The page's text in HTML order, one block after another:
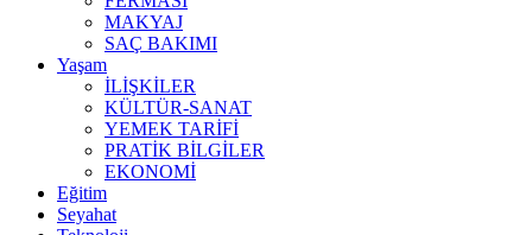
MAKYAJ
SAÇ BAKIMI
Yaşam
İLİŞKİLER
KÜLTÜR-SANAT
YEMEK TARİFİ
PRATİK BİLGİLER
EKONOMİ
Eğitim
Seyahat